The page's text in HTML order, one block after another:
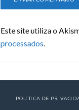
Este site utiliza o
processados.
POLÍTICA DE